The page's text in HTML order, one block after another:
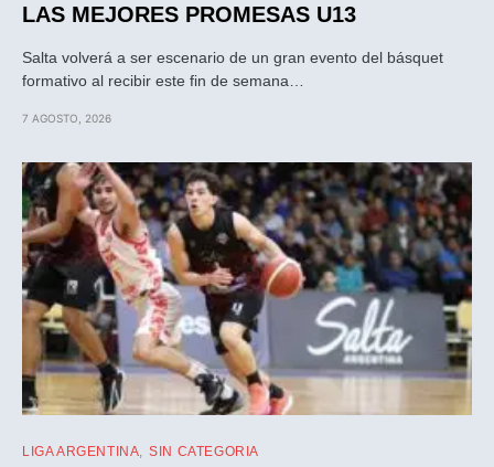
LAS MEJORES PROMESAS U13
Salta volverá a ser escenario de un gran evento del básquet
formativo al recibir este fin de semana…
7 AGOSTO, 2026
LIGA ARGENTINA SIN CATEGORIA